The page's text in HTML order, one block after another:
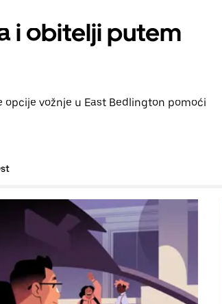
i obitelji putem
vožnje u East Bedlington pomoći